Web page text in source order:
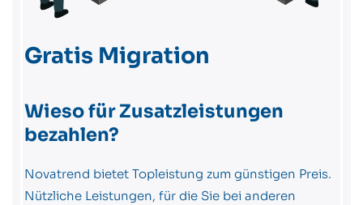
Gratis Migration
Wieso für Zusatzleistungen
bezahlen?
Novatrend bietet Topleistung zum günstigen Preis.
Nützliche Leistungen, für die Sie bei anderen